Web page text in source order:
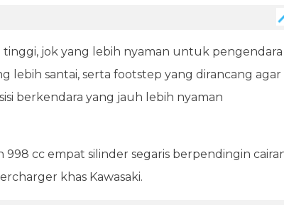
jok yang lebih nyaman untuk pengendara
lebih santai, serta footstep yang dirancang agar
berkendara yang jauh lebih nyaman
cc empat silinder segaris berpendingin
khas Kawasaki.